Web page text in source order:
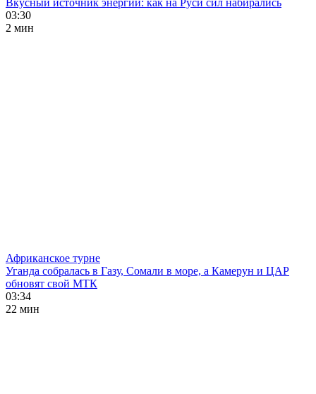
Вкусный источник энергии: как на Руси сил набирались
03:30
2 мин
Африканское турне
Уганда собралась в Газу, Сомали в море, а Камерун и ЦАР
обновят свой МТК
03:34
22 мин